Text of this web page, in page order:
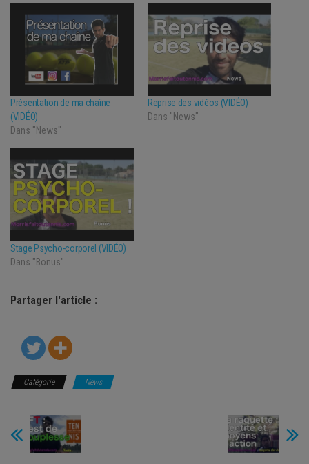
Présentation de ma chaîne
(VIDÉO)
Dans "News"
Reprise des vidéos (VIDÉO)
Dans "News"
Stage Psycho-corporel (VIDÉO)
Dans "Bonus"
Partager l'article :
Catégorie News